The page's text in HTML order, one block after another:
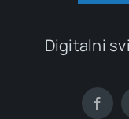
Digitalni